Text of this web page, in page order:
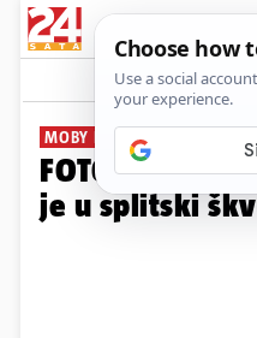
MOBY DREA
FOTO Brod s
je u splitski